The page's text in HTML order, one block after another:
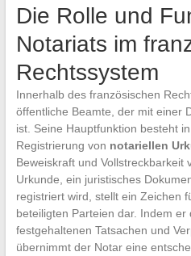
Die Rolle und
Notariats im
Rechtssystem
Innerhalb des französischen
öffentliche Beamte, der mit einer
ist. Seine Hauptfunktion besteht
Registrierung von notariellen
Beweiskraft und Vollstreckbarkeit
Urkunde, ein juristisches
registriert wird, stellt ein Zeichen
beteiligten Parteien dar. Indem er
festgehaltenen Tatsachen und
übernimmt der Notar eine